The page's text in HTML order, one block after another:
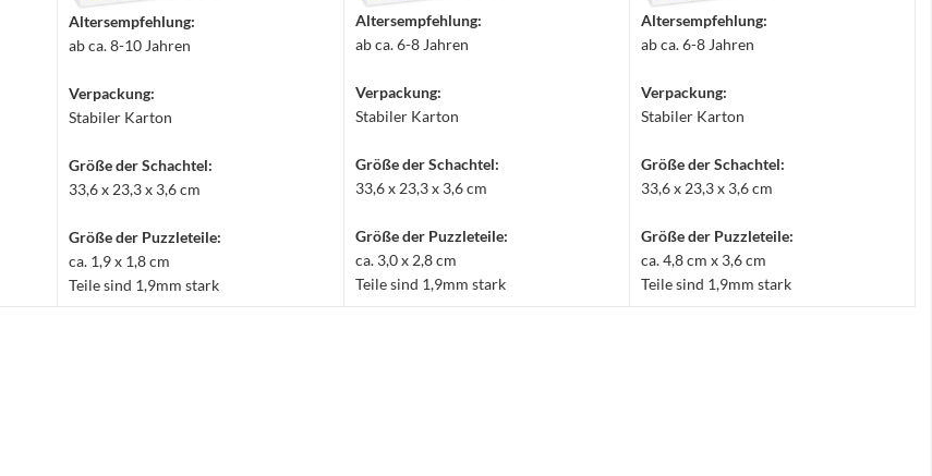
Altersempfehlung:
ab ca. 8-10 Jahren
Verpackung:
Stabiler Karton
Größe der Schachtel:
33,6 x 23,3 x 3,6 cm
Größe der Puzzleteile:
ca. 1,9 x 1,8 cm
Teile sind 1,9mm stark
Altersempfehlung:
ab ca. 6-8 Jahren
Verpackung:
Stabiler Karton
Größe der Schachtel:
33,6 x 23,3 x 3,6 cm
Größe der Puzzleteile:
ca. 3,0 x 2,8 cm
Teile sind 1,9mm stark
Altersempfehlung:
ab ca. 6-8 Jahren
Verpackung:
Stabiler Karton
Größe der Schachtel:
33,6 x 23,3 x 3,6 cm
Größe der Puzzleteile:
ca. 4,8 cm x 3,6 cm
Teile sind 1,9mm stark